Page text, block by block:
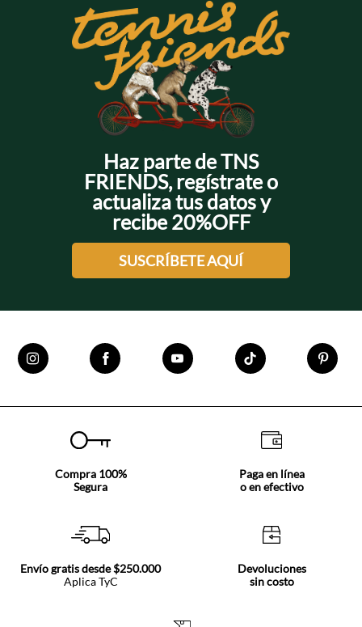
Haz parte de TNS
FRIENDS, regístrate o
actualiza tus datos y
recibe 20%OFF
SUSCRÍBETE AQUÍ
Compra 100%
Segura
Paga en línea
o en efectivo
Envío gratis desde $250.000
Aplica TyC
Devoluciones
sin costo